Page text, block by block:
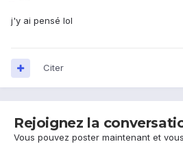
j'y ai pensé lol
Citer
Rejoignez la
Vous pouvez poster maintenant et